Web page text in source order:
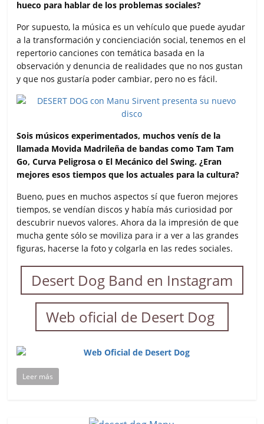
hueco para hablar de los problemas sociales?
Por supuesto, la música es un vehículo que puede ayudar
a la transformación y concienciación social, tenemos en el
repertorio canciones con temática basada en la
observación y denuncia de realidades que no nos gustan
y que nos gustaría poder cambiar, pero no es fácil.
Sois músicos experimentados, muchos venís de la
llamada Movida Madrileña de bandas como Tam Tam
Go, Curva Peligrosa o El Mecánico del Swing. ¿Eran
mejores esos tiempos que los actuales para la cultura?
Bueno, pues en muchos aspectos sí que fueron mejores
tiempos, se vendían discos y había más curiosidad por
descubrir nuevos valores. Ahora da la impresión de que
mucha gente sólo se moviliza para ir a ver a las grandes
figuras, hacerse la foto y colgarla en las redes sociales.
Desert Dog Band en Instagram
Web oficial de Desert Dog
Leer más